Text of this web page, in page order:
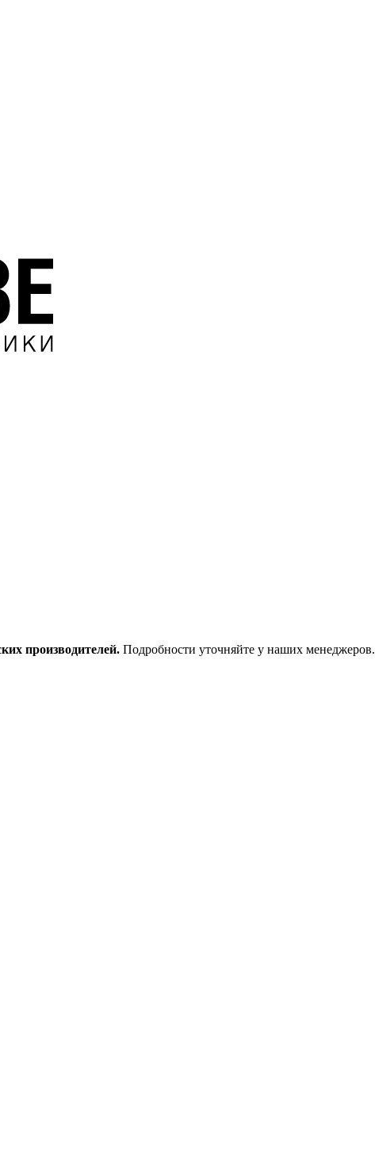
производителей. Подробности уточняйте у наших менеджеров.